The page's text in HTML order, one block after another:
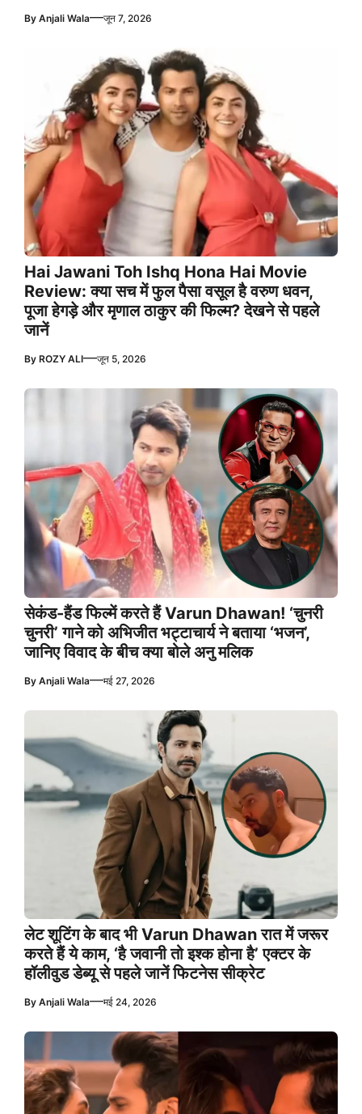
By Anjali Wala—जून 7, 2026
Hai Jawani Toh Ishq Hona Hai Movie
Review: क्या सच में फुल पैसा वसूल है वरुण धवन,
पूजा हेगड़े और मृणाल ठाकुर की फिल्म? देखने से पहले
जानें
By ROZY ALI—जून 5, 2026
सेकंड-हैंड फिल्में करते हैं Varun Dhawan! ‘चुनरी
चुनरी’ गाने को अभिजीत भट्टाचार्य ने बताया ‘भजन’,
जानिए विवाद के बीच क्या बोले अनु मलिक
By Anjali Wala—मई 27, 2026
लेट शूटिंग के बाद भी Varun Dhawan रात में जरूर
करते हैं ये काम, ‘है जवानी तो इश्क होना है’ एक्टर के
हॉलीवुड डेब्यू से पहले जानें फिटनेस सीक्रेट
By Anjali Wala—मई 24, 2026